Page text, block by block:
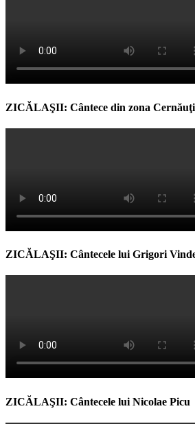
ZICĂLAŞII: Cântece din zona Cernăuţi
ZICĂLAŞII: Cântecele lui Grigori
ZICĂLAŞII: Cântecele lui Nicolae Picu